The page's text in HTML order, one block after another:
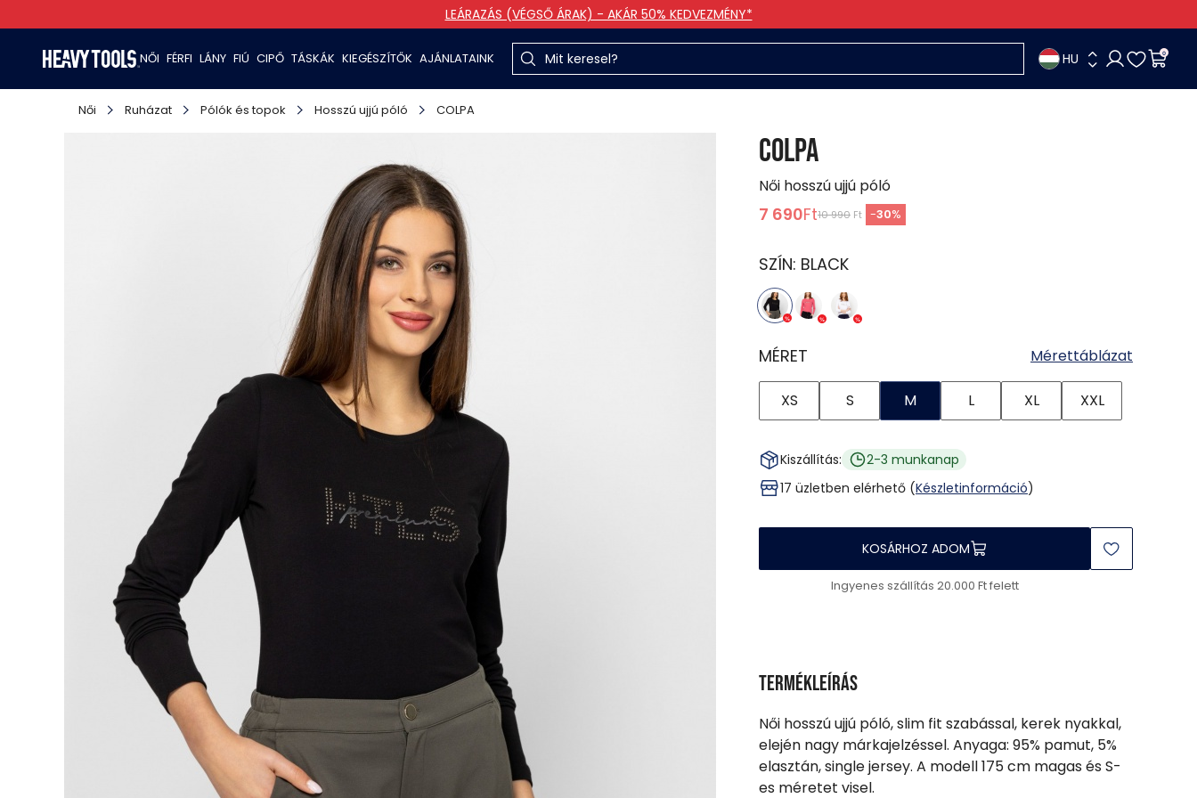
LEÁRAZÁS (VÉGSŐ ÁRAK) - AKÁR 50% KEDVEZMÉNY*
NŐI FÉRFI LÁNY FIÚ CIPŐ TÁSKÁK KIEGÉSZÍTŐK AJÁNLATAINK HU 0
Női Ruházat Pólók és topok Hosszú ujjú póló COLPA
COLPA
Női hosszú ujjú póló
7 690Ft10 990 Ft -30%
SZÍN: BLACK
MÉRET Mérettáblázat
XS S M L XL XXL
Kiszállítás:
2-3 munkanap
17 üzletben elérhető (Készletinformáció)
KOSÁRHOZ ADOM
Ingyenes szállítás 20.000 Ft felett
Termékleírás
Női hosszú ujjú póló, slim fit szabással, kerek nyakkal,
elején nagy márkajelzéssel. Anyaga: 95% pamut, 5%
elasztán, single jersey. A modell 175 cm magas és S-
es méretet visel.